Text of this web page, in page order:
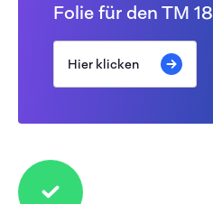
Folie für den TM 18
Hier klicken